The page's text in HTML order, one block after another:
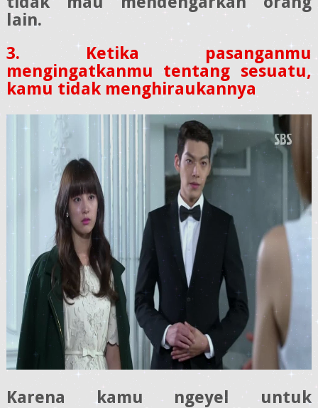
lain.
3. Ketika pasanganmu
mengingatkanmu tentang sesuatu,
kamu tidak menghiraukannya
Karena kamu ngeyel untuk